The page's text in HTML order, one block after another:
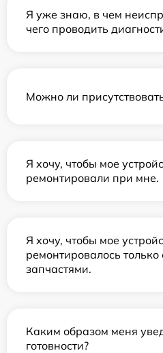
Я уже знаю, в чем
чего проводить
Можно ли
Я хочу, чтобы мое
ремонтировали при мне.
Я хочу, чтобы мое
ремонтировалось
запчастями.
Каким образом меня
готовности?